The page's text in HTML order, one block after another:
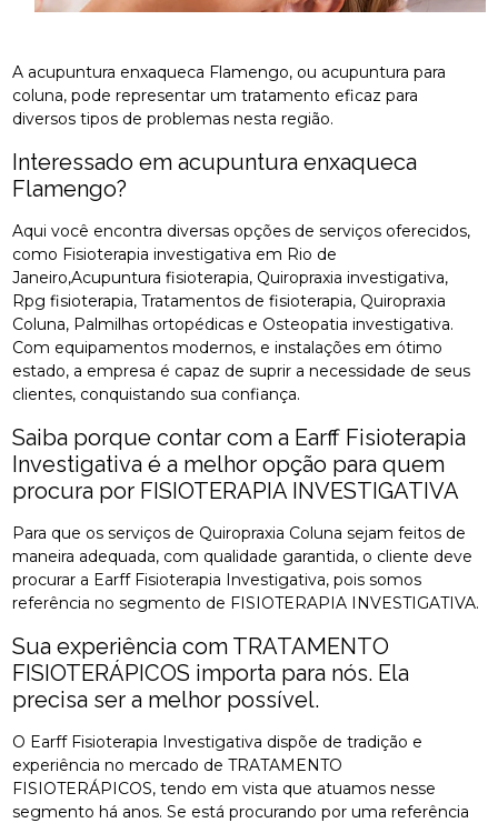
A acupuntura enxaqueca Flamengo, ou acupuntura para
coluna, pode representar um tratamento eficaz para
diversos tipos de problemas nesta região.
Interessado em acupuntura enxaqueca
Flamengo?
Aqui você encontra diversas opções de serviços oferecidos,
como Fisioterapia investigativa em Rio de
Janeiro,Acupuntura fisioterapia, Quiropraxia investigativa,
Rpg fisioterapia, Tratamentos de fisioterapia, Quiropraxia
Coluna, Palmilhas ortopédicas e Osteopatia investigativa.
Com equipamentos modernos, e instalações em ótimo
estado, a empresa é capaz de suprir a necessidade de seus
clientes, conquistando sua confiança.
Saiba porque contar com a Earff Fisioterapia
Investigativa é a melhor opção para quem
procura por FISIOTERAPIA INVESTIGATIVA
Para que os serviços de Quiropraxia Coluna sejam feitos de
maneira adequada, com qualidade garantida, o cliente deve
procurar a Earff Fisioterapia Investigativa, pois somos
referência no segmento de FISIOTERAPIA INVESTIGATIVA.
Sua experiência com TRATAMENTO
FISIOTERÁPICOS importa para nós. Ela
precisa ser a melhor possível.
O Earff Fisioterapia Investigativa dispõe de tradição e
experiência no mercado de TRATAMENTO
FISIOTERÁPICOS, tendo em vista que atuamos nesse
segmento há anos. Se está procurando por uma referência